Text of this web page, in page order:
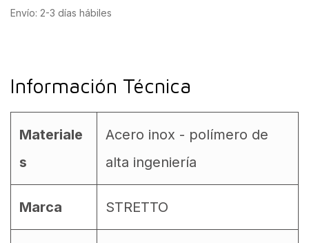
Envío: 2-3 días hábiles
Información Técnica
Materiale
s
Acero inox - polímero de
alta ingeniería
Marca STRETTO